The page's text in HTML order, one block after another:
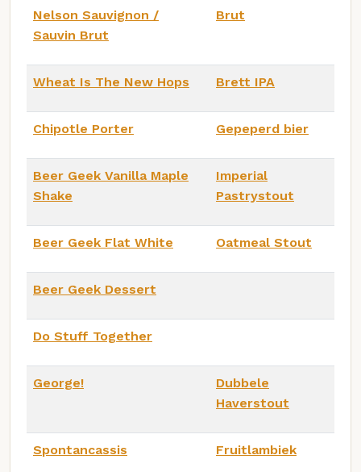
Nelson Sauvignon /
Sauvin Brut
Brut
Wheat Is The New Hops Brett IPA
Chipotle Porter Gepeperd bier
Beer Geek Vanilla Maple
Shake
Imperial
Pastrystout
Beer Geek Flat White Oatmeal Stout
Beer Geek Dessert
Do Stuff Together
George!
Dubbele
Haverstout
Spontancassis Fruitlambiek